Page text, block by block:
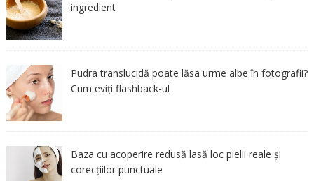
ingredient
Pudra translucidă poate lăsa urme albe în fotografii?
Cum eviți flashback-ul
Baza cu acoperire redusă lasă loc pielii reale și
corecțiilor punctuale